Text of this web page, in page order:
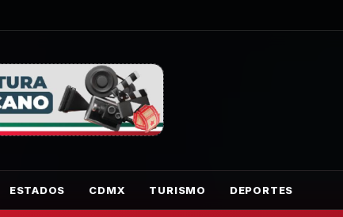
ESTADOS CDMX TURISMO DEPORTES